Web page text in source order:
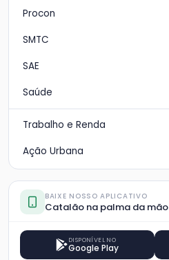
Procon
SMTC
SAE
Saúde
Trabalho e Renda
Ação Urbana
BAIXE NOSSO APLICATIVO
Catalão na palma da mão
DISPONÍVEL NO
Google Play